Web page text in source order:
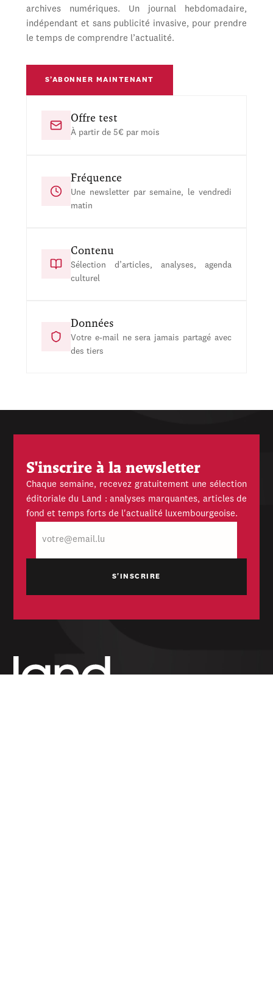
archives numériques. Un journal hebdomadaire,
indépendant et sans publicité invasive, pour prendre
le temps de comprendre l’actualité.
S’ABONNER MAINTENANT
Offre test
À partir de 5€ par mois
Fréquence
Une newsletter par semaine, le vendredi
matin
Contenu
Sélection d’articles, analyses, agenda
culturel
Données
Votre e-mail ne sera jamais partagé avec
des tiers
S'inscrire à la newsletter
Chaque semaine, recevez gratuitement une sélection
éditoriale du Land : analyses marquantes, articles de
fond et temps forts de l'actualité luxembourgeoise.
mail